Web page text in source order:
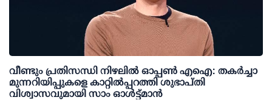
വീണ്ടും പ്രതിസന്ധി നിഴലില്‍ ഓപ്പണ്‍ എഐ: തകര്‍ച്ചാ
മുന്നറിയിപ്പുകളെ കാറ്റില്‍പ്പറത്തി ശുഭാപ്തി
വിശ്വാസവുമായി സാം ഓള്‍ട്ട്മാന്‍